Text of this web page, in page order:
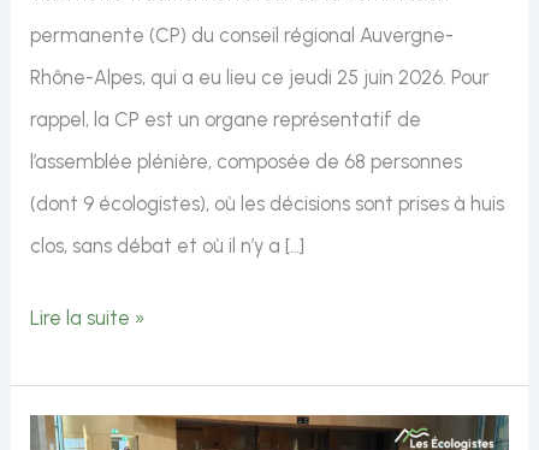
permanente (CP) du conseil régional Auvergne-
Rhône-Alpes, qui a eu lieu ce jeudi 25 juin 2026. Pour
rappel, la CP est un organe représentatif de
l’assemblée plénière, composée de 68 personnes
(dont 9 écologistes), où les décisions sont prises à huis
clos, sans débat et où il n’y a […]
Commission
25
Lire la suite »